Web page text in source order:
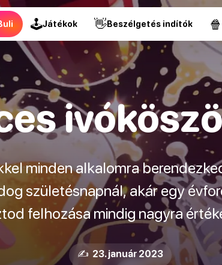
🕹Játékok 👋Beszélgetés indítók 🍿
minden alkalomra
születésnapnál, akár egy
felhozása mindig nagyra
✍️ 23. január 2023